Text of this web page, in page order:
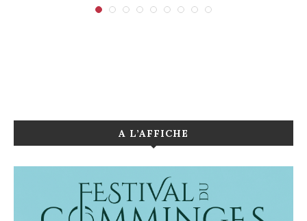
A L’AFFICHE